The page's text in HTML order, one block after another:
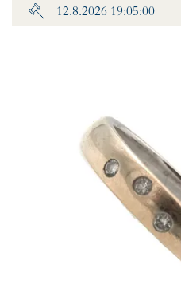
12.8.2026 19:05:00